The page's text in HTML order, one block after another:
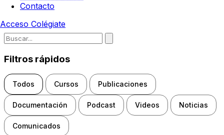
Contacto
Acceso Colégiate
Escribe para buscar noticias,
Filtros rápidos
Todos Cursos Publicaciones
Documentación Podcast Videos Noticias
Comunicados